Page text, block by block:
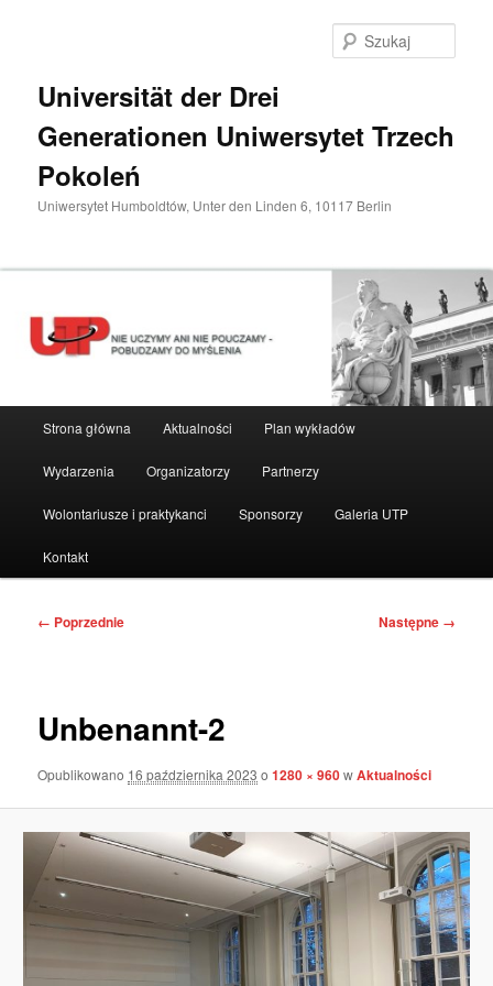
Universität der Drei
Generationen Uniwersytet Trzech
Pokoleń
Uniwersytet Humboldtów, Unter den Linden 6, 10117 Berlin
Strona główna Aktualności Plan wykładów
Wydarzenia Organizatorzy Partnerzy
Wolontariusze i praktykanci Sponsorzy Galeria UTP
Kontakt
Nawigacja
← Poprzednie Następne →
Unbenannt-2
Opublikowano 16 października 2023 o1280 × 960wAktualności